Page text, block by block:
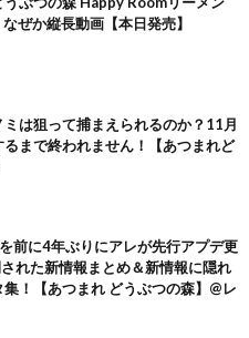
ぜか縦長動画【本日発売】
ミは狙って捕まえられるのか？11月
まで終われません！【あつまれど
前に4年ぶりにアレが先行アプデ更
れた新情報まとめ＆新情報に隠れ
！【あつまれ どうぶつの森】@レ